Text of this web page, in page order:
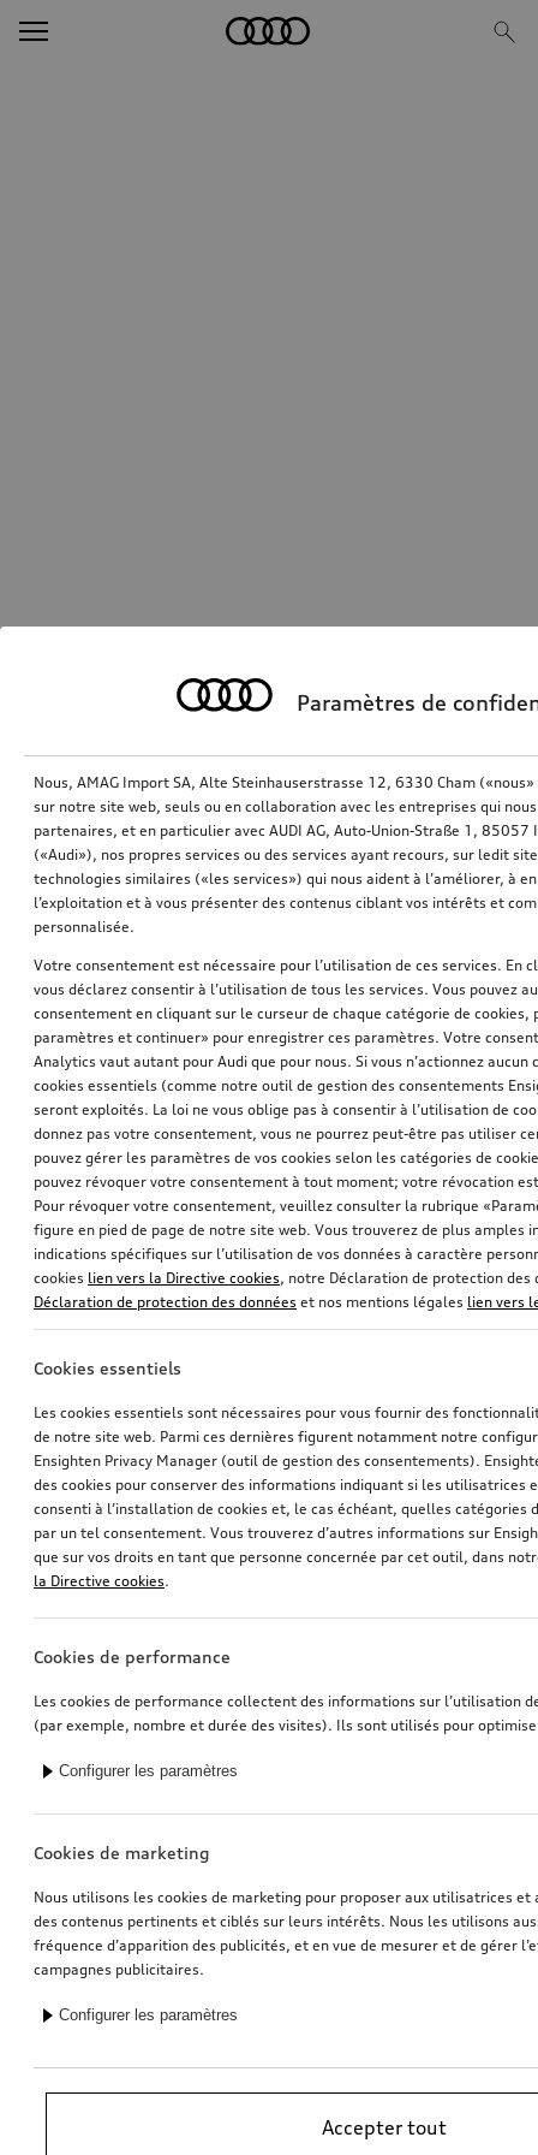
Import SA. TVA en vigueur incluse. Les prix affichés chez le partenaire
Paramètres de
Nous, AMAG Import SA, Alte Steinhauserstrasse 12, 6330 Cham
sur notre site web, seuls ou en collaboration avec les entreprises qui
partenaires, et en particulier avec AUDI AG, Auto-Union-Straße 1,
(«Audi»), nos propres services ou des services ayant recours, sur ledit
technologies similaires («les services») qui nous aident à l’améliorer, à
l’exploitation et à vous présenter des contenus ciblant vos intérêts et
personnalisée.
Votre consentement est nécessaire pour l’utilisation de ces services. En
vous déclarez consentir à l’utilisation de tous les services. Vous pouvez
consentement en cliquant sur le curseur de chaque catégorie de cookies,
paramètres et continuer» pour enregistrer ces paramètres. Votre
Analytics vaut autant pour Audi que pour nous. Si vous n’actionnez aucun
cookies essentiels (comme notre outil de gestion des consentements
seront exploités. La loi ne vous oblige pas à consentir à l’utilisation de
donnez pas votre consentement, vous ne pourrez peut-être pas utiliser
pouvez gérer les paramètres de vos cookies selon les catégories de
pouvez révoquer votre consentement à tout moment; votre révocation
Pour révoquer votre consentement, veuillez consulter la rubrique
figure en pied de page de notre site web. Vous trouverez de plus amples
indications spécifiques sur l’utilisation de vos données à caractère
cookies lien vers la Directive cookies, notre Déclaration de protection des
Déclaration de protection des données et nos mentions légales lien vers
Cookies essentiels
Les cookies essentiels sont nécessaires pour vous fournir des
de notre site web. Parmi ces dernières figurent notamment notre
Ensighten Privacy Manager (outil de gestion des consentements).
des cookies pour conserver des informations indiquant si les utilisatrices
consenti à l’installation de cookies et, le cas échéant, quelles catégories
par un tel consentement. Vous trouverez d’autres informations sur
que sur vos droits en tant que personne concernée par cet outil, dans
la Directive cookies.
Cookies de performance
Les cookies de performance collectent des informations sur l’utilisation
(par exemple, nombre et durée des visites). Ils sont utilisés pour
Configurer les paramètres
Cookies de marketing
Nous utilisons les cookies de marketing pour proposer aux utilisatrices et
des contenus pertinents et ciblés sur leurs intérêts. Nous les utilisons
fréquence d’apparition des publicités, et en vue de mesurer et de gérer
campagnes publicitaires.
Configurer les paramètres
Accepter tout